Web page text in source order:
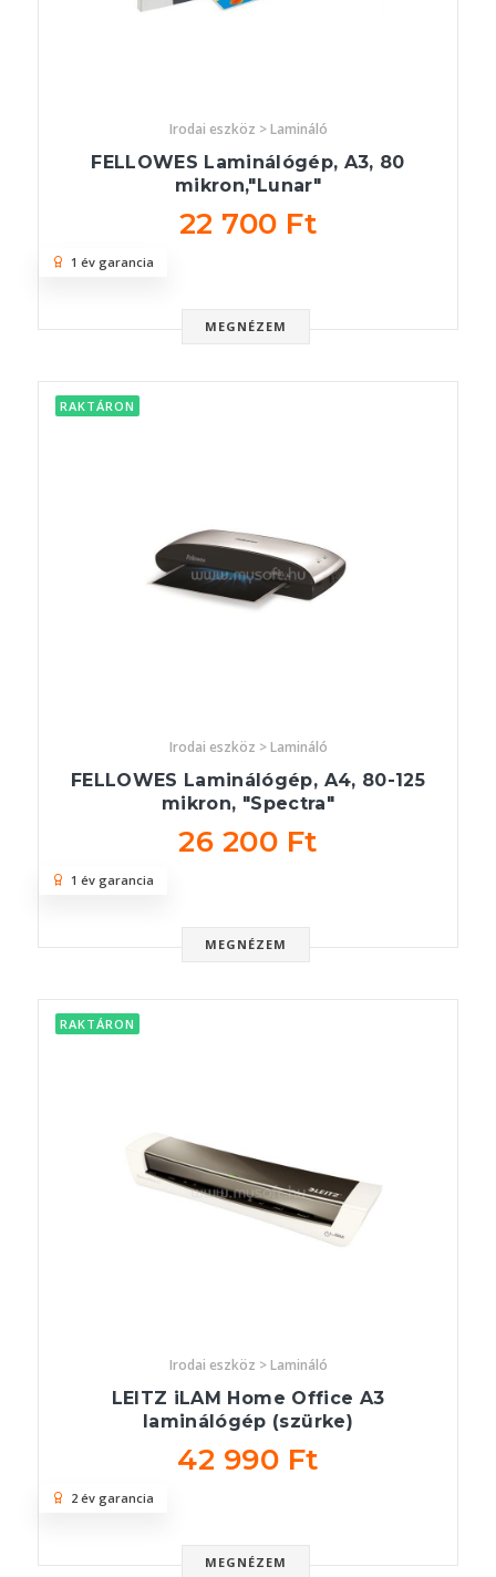
Irodai eszköz > Lamináló
FELLOWES Laminálógép, A3, 80
mikron,"Lunar"
22 700 Ft
MEGNÉZEM
1 év garancia
RAKTÁRON
Irodai eszköz > Lamináló
FELLOWES Laminálógép, A4, 80-125
mikron, "Spectra"
26 200 Ft
MEGNÉZEM
1 év garancia
RAKTÁRON
Irodai eszköz > Lamináló
LEITZ iLAM Home Office A3
laminálógép (szürke)
42 990 Ft
MEGNÉZEM
2 év garancia